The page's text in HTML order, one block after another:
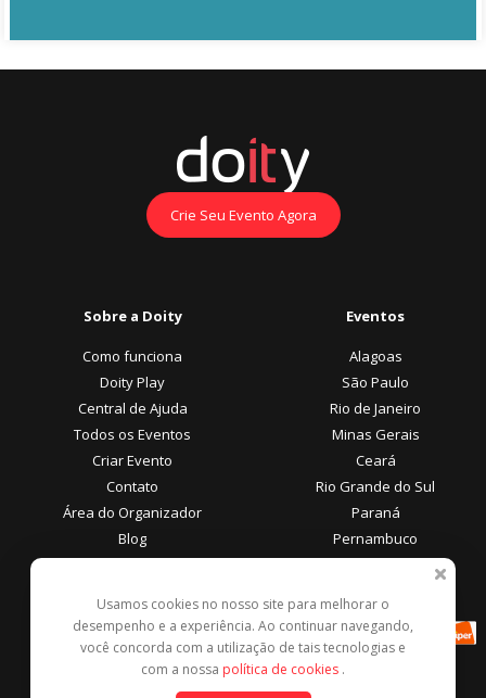
Crie Seu Evento Agora
Sobre a Doity
Como funciona
Doity Play
Central de Ajuda
Todos os Eventos
Criar Evento
Contato
Área do Organizador
Blog
Eventos
Alagoas
São Paulo
Rio de Janeiro
Minas Gerais
Ceará
Rio Grande do Sul
Paraná
Pernambuco
Área do Participante
Central de Ajuda
Denunciar este evento
Formas de Pagamento
Usamos cookies no nosso site para melhorar o
desempenho e a experiência. Ao continuar navegando,
você concorda com a utilização de tais tecnologias e
com a nossa política de cookies .